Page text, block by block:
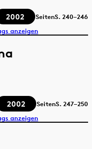
2002 SeitenS. 240–246
anzeigen
2002 SeitenS. 247–250
anzeigen